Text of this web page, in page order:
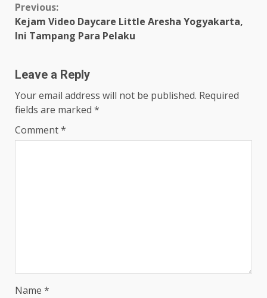
Continue
Reading
Previous:
Kejam Video Daycare Little Aresha Yogyakarta,
Ini Tampang Para Pelaku
Leave a Reply
Your email address will not be published. Required
fields are marked *
Comment*
Name *